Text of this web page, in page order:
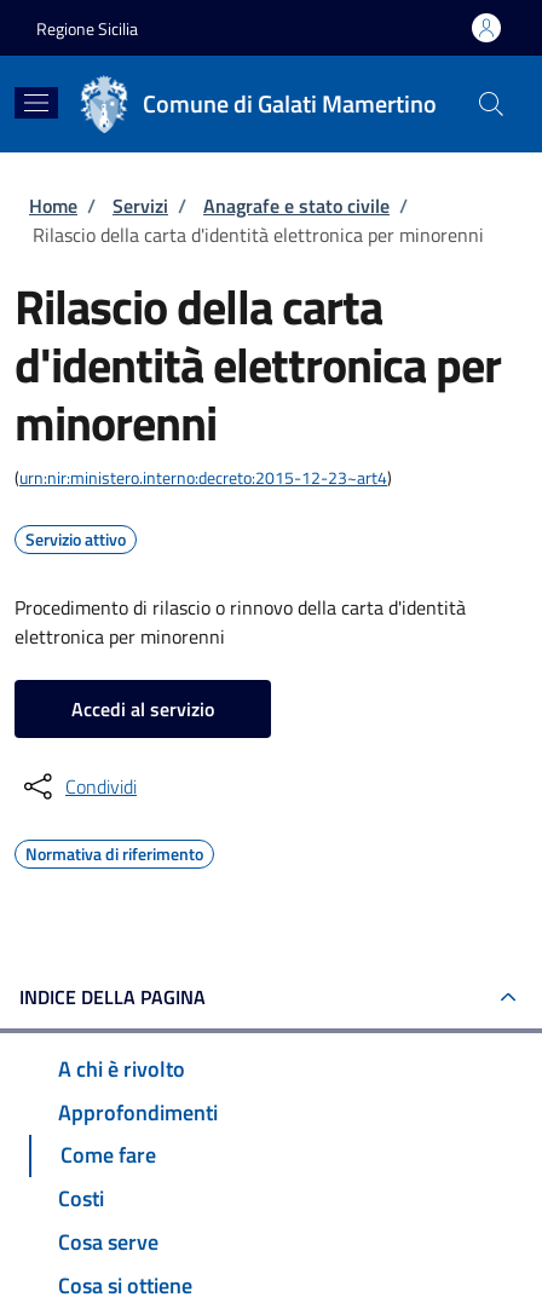
Regione Sicilia
Comune di Galati Mamertino
Briciole di pane
Home / Servizi / Anagrafe e stato civile /
Rilascio della carta d'identità elettronica per minorenni
Rilascio della carta
d'identità elettronica per
minorenni
(urn:nir:ministero.interno:decreto:2015-12-23~art4)
Servizio attivo
Procedimento di rilascio o rinnovo della carta d'identità
elettronica per minorenni
Accedi al servizio
Condividi
Normativa di riferimento
INDICE DELLA PAGINA
A chi è rivolto
Approfondimenti
Come fare
Costi
Cosa serve
Cosa si ottiene